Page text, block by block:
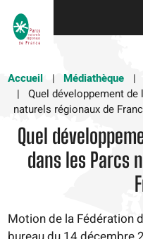
Accueil
Médiathèque
Quel développement
naturels régionaux de
Quel
dans les Parcs
Motion de la Fédération